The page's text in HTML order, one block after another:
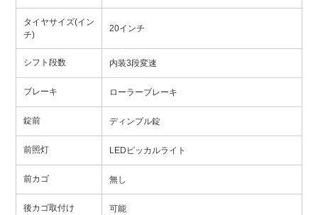
タイヤサイズ(イン
チ)
20インチ
シフト段数 内装3段変速
ブレーキ ローラーブレーキ
錠前 ディンプル錠
前照灯 LEDピッカルライト
前カゴ 無し
後カゴ取付け 可能